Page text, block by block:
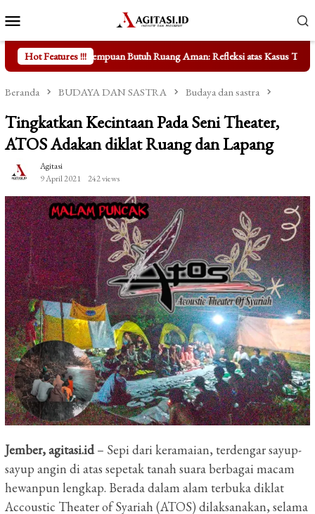
ke
kontenMobile
Hot Features !!!
Butuh Ruang Aman: Refleksi atas Kasus Taufik Hidayat
Beranda BUDAYA DAN SASTRA Budaya dan sastra
Tingkatkan Kecintaan Pada Seni Theater,
ATOS Adakan diklat Ruang dan Lapang
Agitasi
9 April 2021
242 views
Jember, agitasi.id– Sepi dari keramaian, terdengar sayup-
sayup angin di atas sepetak tanah suara berbagai macam
hewanpun lengkap. Berada dalam alam terbuka diklat
Accoustic Theater of Syariah (ATOS) dilaksanakan, selama